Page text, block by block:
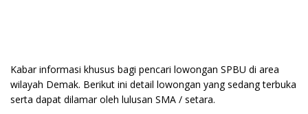
Kabar informasi khusus bagi pencari lowongan SPBU di area
wilayah Demak. Berikut ini detail lowongan yang sedang terbuka
serta dapat dilamar oleh lulusan SMA / setara.